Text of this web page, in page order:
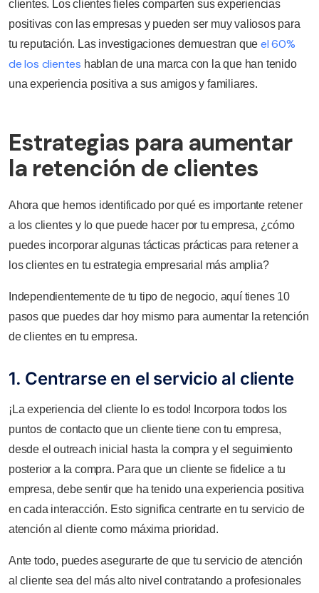
clientes. Los clientes fieles comparten sus experiencias
positivas con las empresas y pueden ser muy valiosos para
tu reputación. Las investigaciones demuestran que el 60%
de los clientes hablan de una marca con la que han tenido
una experiencia positiva a sus amigos y familiares.
Estrategias para aumentar
la retención de clientes
Ahora que hemos identificado por qué es importante retener
a los clientes y lo que puede hacer por tu empresa, ¿cómo
puedes incorporar algunas tácticas prácticas para retener a
los clientes en tu estrategia empresarial más amplia?
Independientemente de tu tipo de negocio, aquí tienes 10
pasos que puedes dar hoy mismo para aumentar la retención
de clientes en tu empresa.
1. Centrarse en el servicio al cliente
¡La experiencia del cliente lo es todo! Incorpora todos los
puntos de contacto que un cliente tiene con tu empresa,
desde el outreach inicial hasta la compra y el seguimiento
posterior a la compra. Para que un cliente se fidelice a tu
empresa, debe sentir que ha tenido una experiencia positiva
en cada interacción. Esto significa centrarte en tu servicio de
atención al cliente como máxima prioridad.
Ante todo, puedes asegurarte de que tu servicio de atención
al cliente sea del más alto nivel contratando a profesionales